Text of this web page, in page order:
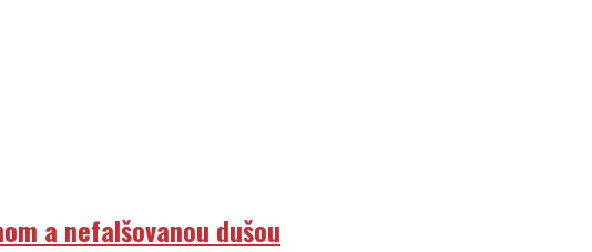
a nefalšovanou dušou